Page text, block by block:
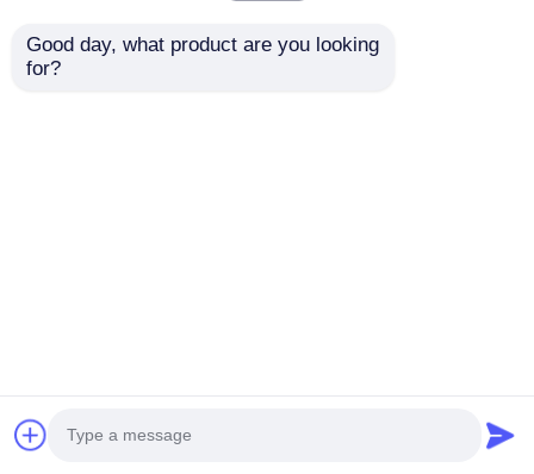
A: ¿Qué quieres decir? Dependiendo de su región y
ligeros?
Good day, what product are you looking
for?